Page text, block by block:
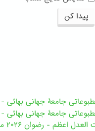
پیدا کن
جامعۀ جهانی بهائی - ۱۶ تیر ۱۴۰۵
جامعۀ جهانی بهائی - ۸ اردیبهشت ۱۴۰۵
اعظم - رضوان ۲۰۲۶ میلادی (۱۸۳بدیع)